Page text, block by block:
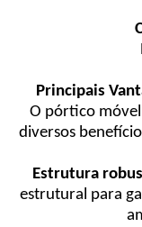
Principais
O pórtico
diversos
Estrutura
estrutural para